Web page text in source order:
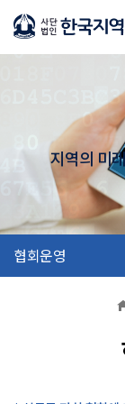
지역의 미
협회운영